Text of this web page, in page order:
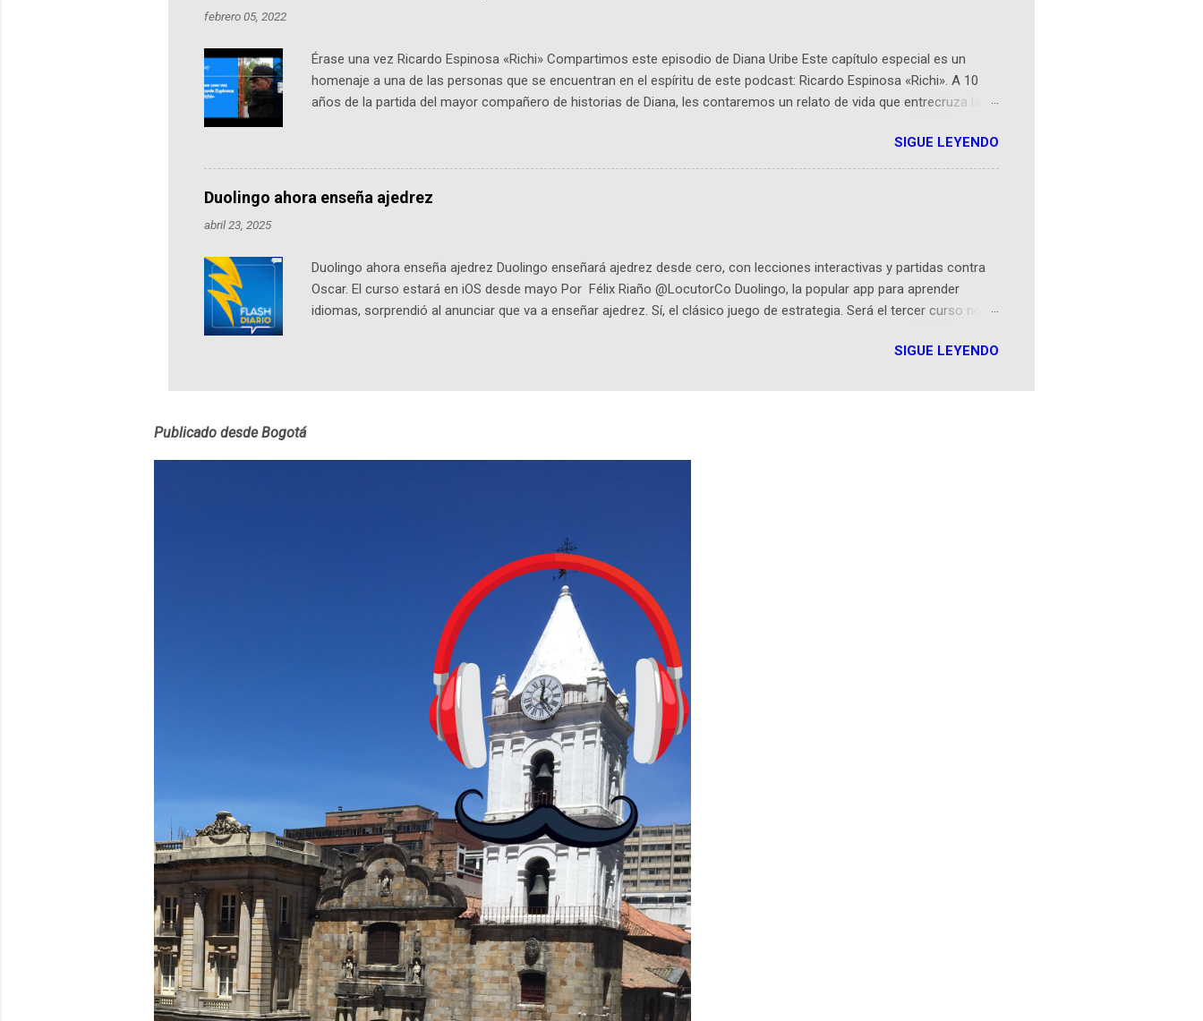
febrero 05, 2022
Érase una vez Ricardo Espinosa «Richi» Compartimos este episodio de Diana Uribe Este capítulo especial es un
homenaje a una de las personas que se encuentran en el espíritu de este podcast: Ricardo Espinosa «Richi». A 10
años de la partida del mayor compañero de historias de Diana, les contaremos un relato de vida que entrecruza la
podcast, de dónde viene "la fuerza poderosa", del relato viviente que encarna una joven librera de Barichara y de
nuestro protagonista: un personaje de gabán y sombrero que parecía sacado directamente de una novela de espías
Notas del episodio: -La colección Ricardo Espinosa: los cómics, las novelas y los libros reunidos por Richi hoy se
pueden consultar en la Biblioteca Luis Ángel Arango ¡Síguenos en nuestras Redes Sociales! Facebook:
SIGUE LEYENDO
Duolingo ahora enseña ajedrez
abril 23, 2025
Duolingo ahora enseña ajedrez Duolingo enseñará ajedrez desde cero, con lecciones interactivas y partidas contra
Oscar. El curso estará en iOS desde mayo Por Félix Riaño @LocutorCo Duolingo, la popular app para aprender
idiomas, sorprendió al anunciar que va a enseñar ajedrez. Sí, el clásico juego de estrategia. Será el tercer curso no
estará disponible primero en inglés. Los usuarios aprenderán desde lo más básico, como mover un alfil, hasta jugar
personajes simpáticos y ayudas visuales. ¿Será posible que una app que antes nos enseñó francés, ahora nos
SIGUE LEYENDO
Publicado desde Bogotá